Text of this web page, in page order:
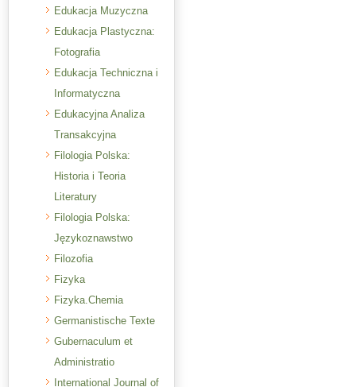
Edukacja Muzyczna
Edukacja Plastyczna:
Fotografia
Edukacja Techniczna i
Informatyczna
Edukacyjna Analiza
Transakcyjna
Filologia Polska:
Historia i Teoria
Literatury
Filologia Polska:
Językoznawstwo
Filozofia
Fizyka
Fizyka.Chemia
Germanistische Texte
Gubernaculum et
Administratio
International Journal of